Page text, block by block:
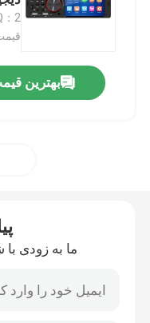
ما به زودی
ماژول صوتی بلوتوث
پخش کننده خودرو
قطعات تلویزیون LED
：2
قیمت：
بهترین
ما به زودی